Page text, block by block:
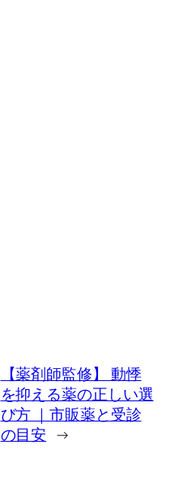
【薬剤師監修】 動悸
を抑える薬の正しい選
び方 ｜市販薬と受診
の目安 →